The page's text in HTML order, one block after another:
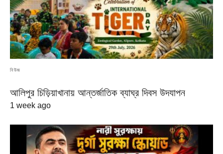
নিউজ
আলিপুর চিড়িয়াখানায় আন্তর্জাতিক ব্যাঘ্র দিবস উদযাপন
1 week ago